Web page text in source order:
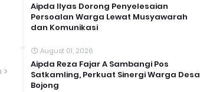
Aipda Ilyas Dorong Penyelesaian
Persoalan Warga Lewat Musyawarah
dan Komunikasi
August 01, 2026
Aipda Reza Fajar A Sambangi Pos
Satkamling, Perkuat Sinergi Warga Desa
Bojong